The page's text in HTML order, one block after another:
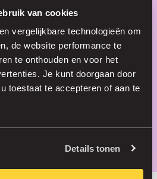
van cookies
vergelijkbare technologieën om
de website performance te
te onthouden en voor het
Je kunt doorgaan door
toestaat te accepteren of aan te
Details tonen
in no time
met onze app.